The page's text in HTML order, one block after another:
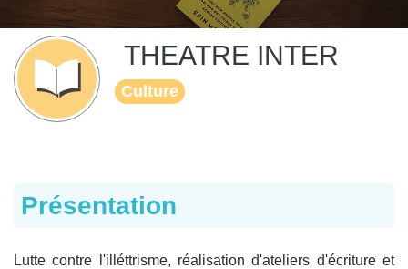
THEATRE INTER
Culture
Présentation
Lutte contre l'illéttrisme, réalisation d'ateliers d'écriture et